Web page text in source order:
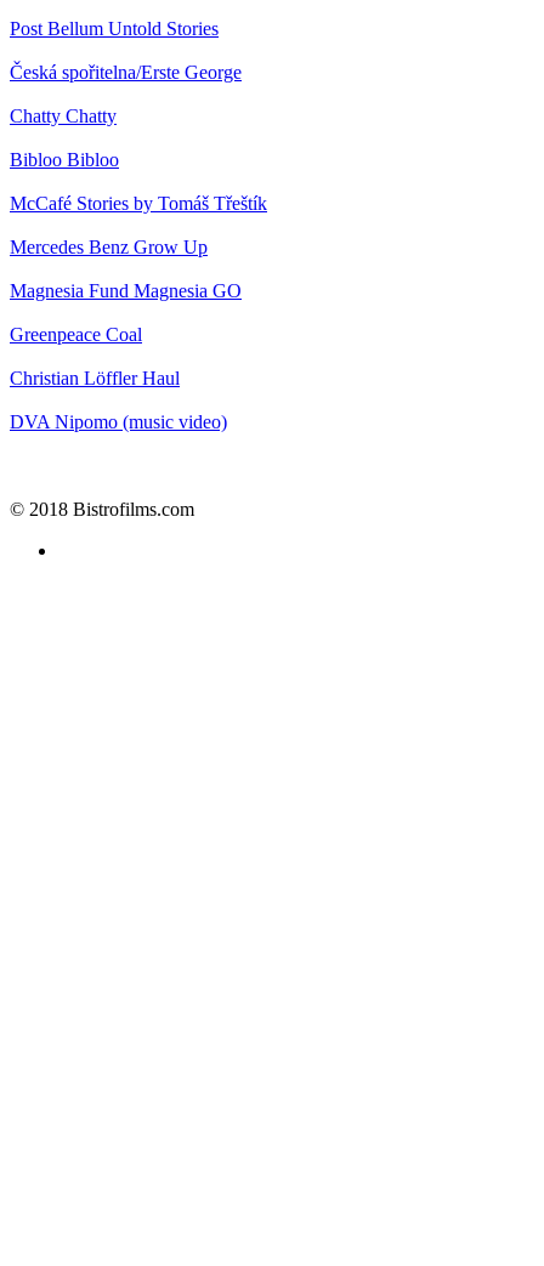
Post Bellum Untold Stories
Česká spořitelna/Erste George
Chatty Chatty
Bibloo Bibloo
McCafé Stories by Tomáš Třeštík
Mercedes Benz Grow Up
Magnesia Fund Magnesia GO
Greenpeace Coal
Christian Löffler Haul
DVA Nipomo (music video)
© 2018 Bistrofilms.com